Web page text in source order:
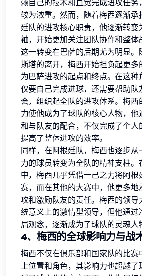
赖自己的技术和直觉完成进攻任务
较为浓重。然而，随着梅西逐渐承
廷队的进攻核心职责，他逐渐转变
袖，开始更加关注团队协作和整体
这一转变在巴萨的后期尤为明显。
斯塔的离开，梅西开始担负起更多
为巴萨进攻的起点和终点。在这种
仅要自己完成进球，还需要帮助队
会，组织起全队的进攻体系。梅西
力使他成为了球队的核心人物，他
和与队友的配合，不仅完成了个人
提高了整体进攻的效率。
同样，在阿根廷队，梅西也逐步从
力的球员转变为全队的精神支柱
中，梅西几乎凭借一己之力将阿根
赛，而在其他的大赛中，他更多地
攻和激励队友的责任。梅西的领导
统意义上的激情型领导，但他通过
局观念，逐渐成为了球队的灵魂人
4、梅西的全球影响力与战
梅西不仅在俱乐部和国家队的比赛
上位置和角色，其影响力也超越